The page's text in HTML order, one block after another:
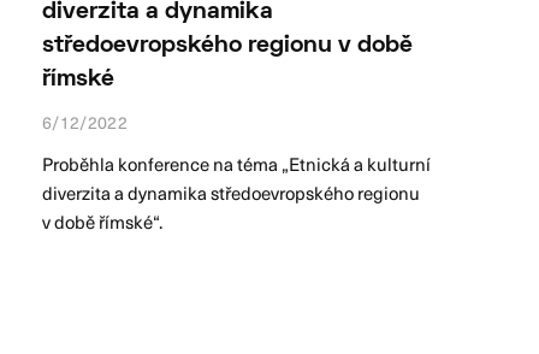
diverzita a dynamika
středoevropského regionu v době
římské
6/12/2022
Proběhla konference na téma „Etnická a kulturní
diverzita a dynamika středoevropského regionu
v době římské“.